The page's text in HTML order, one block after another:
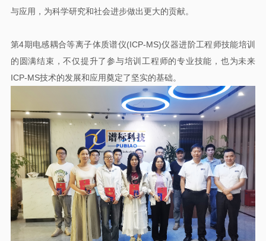
与应用，为科学研究和社会进步做出更大的贡献。
第4期电感耦合等离子体质谱仪(ICP-MS)仪器进阶工程师技能培训
的圆满结束，不仅提升了参与培训工程师的专业技能，也为未来
ICP-MS技术的发展和应用奠定了坚实的基础。